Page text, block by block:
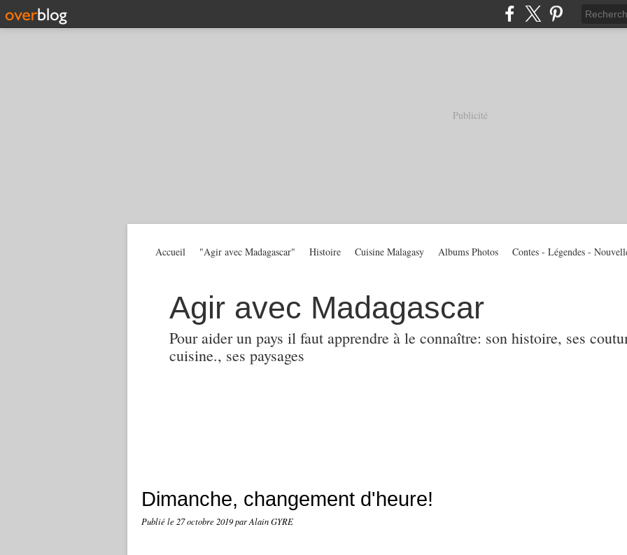
Publicité
Agir avec Madagascar
Pour aider un pays il faut apprendre à le connaître: son histoire, ses
cuisine., ses paysages
Accueil "Agir avec Madagascar" Histoire Cuisine Malagasy Albums Photos Contes - Légendes -
Dimanche, changement d'heure!
Publié le 27 octobre 2019par Alain GYRE